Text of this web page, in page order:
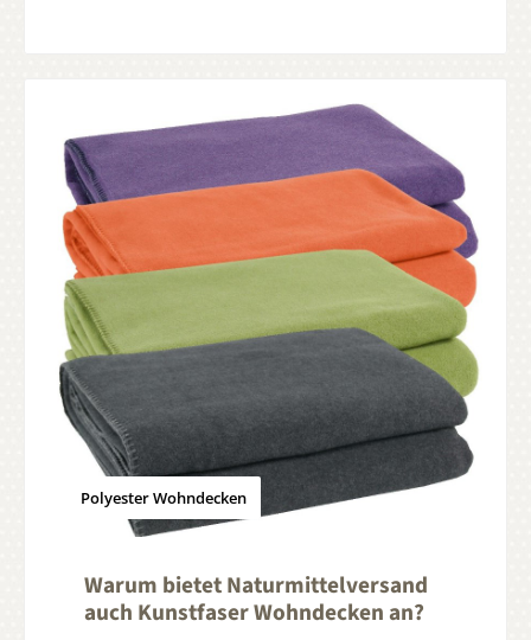
Polyester Wohndecken
Warum bietet Naturmittelversand
auch Kunstfaser Wohndecken an?